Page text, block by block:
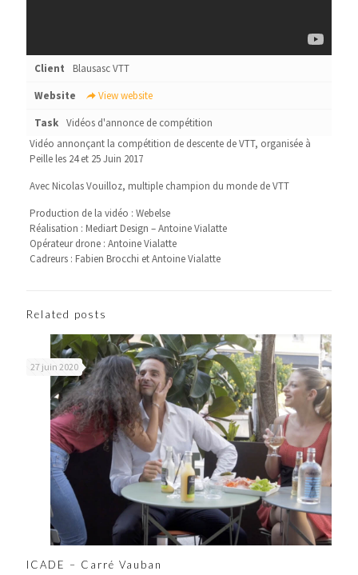
Client
Blausasc VTT
Website
View website
Task Vidéos d'annonce de compétition
Vidéo annonçant la compétition de descente de VTT, organisée à
Peille les 24 et 25 Juin 2017
Avec Nicolas Vouilloz, multiple champion du monde de VTT
Production de la vidéo : Webelse
Réalisation : Mediart Design – Antoine Vialatte
Opérateur drone : Antoine Vialatte
Cadreurs : Fabien Brocchi et Antoine Vialatte
Related posts
27 juin 2020
ICADE – Carré Vauban